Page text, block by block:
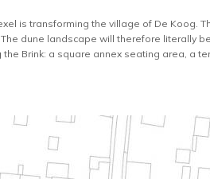
is transforming the village of De Koog.
dune landscape will therefore literally
Brink: a square annex seating area, a